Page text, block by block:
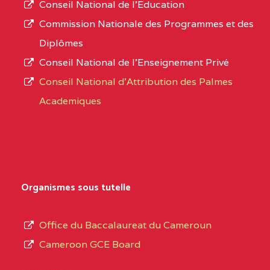
CENTRE
COLLEGE PANAFRICAIN
DE L'EXCELLENCE BP
CENTRE
COLLEGE PRIVE
CENTRE
COLLEGE PRIVE LAIC
SAINT MICHEL
L’offre
d’éducation
de
Conseil National de l’Education
Commission Nationale des Programmes et des
Diplômes
Conseil National de l’Enseignement Privé
Conseil National d'Attribution des Palmes
Academiques
Organismes sous tutelle
Office du Baccalaureat du Cameroun
Cameroon GCE Board